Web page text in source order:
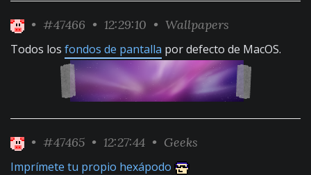
• #47466 • 12:29:10 • Wallpapers
Todos los fondos de pantalla por defecto de MacOS.
• #47465 • 12:27:44 • Geeks
Imprímete tu propio hexápodo